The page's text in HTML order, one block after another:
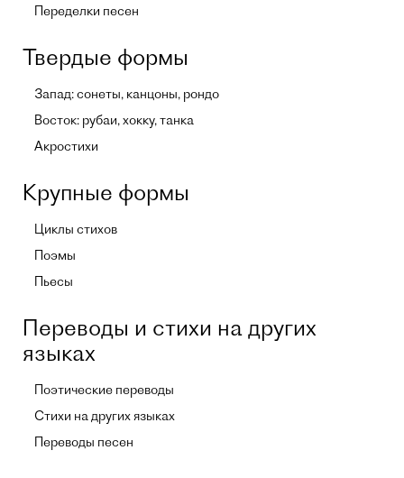
Переделки песен
Твердые формы
Запад: сонеты, канцоны, рондо
Восток: рубаи, хокку, танка
Акростихи
Крупные формы
Циклы стихов
Поэмы
Пьесы
Переводы и стихи на других
языках
Поэтические переводы
Стихи на других языках
Переводы песен